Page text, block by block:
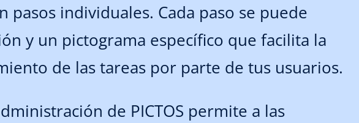
pasos individuales. Cada paso se puede
y un pictograma específico que facilita la
de las tareas por parte de tus usuarios.
de PICTOS permite a las